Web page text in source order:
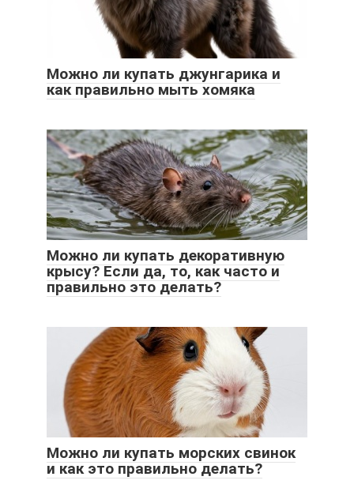
Можно ли купать джунгарика и
как правильно мыть хомяка
Можно ли купать декоративную
крысу? Если да, то, как часто и
правильно это делать?
Можно ли купать морских свинок
и как это правильно делать?